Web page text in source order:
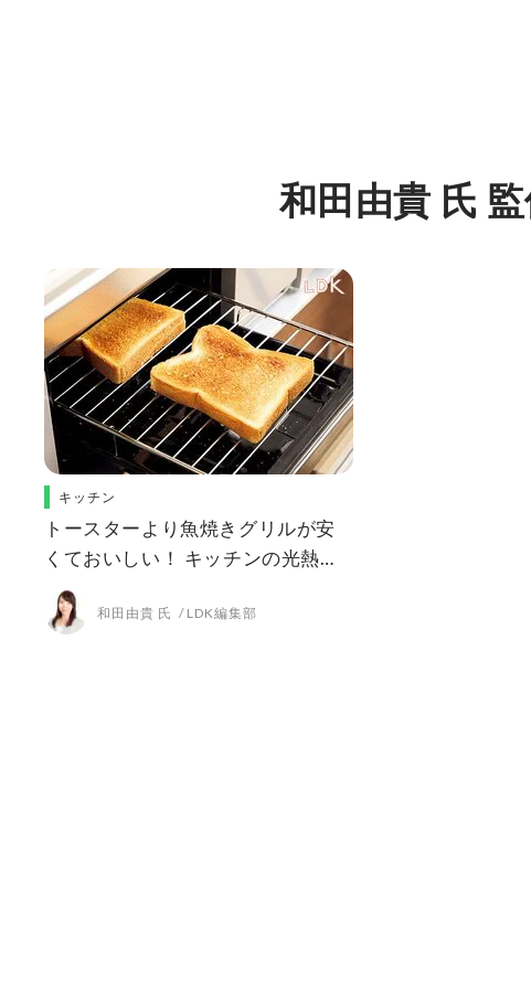
和田由貴 氏
キッチン
トースターより魚焼きグリルが安
くておいしい！ キッチンの光熱費
節約ワザ7選【LDK】
和田由貴 氏 LDK編集部